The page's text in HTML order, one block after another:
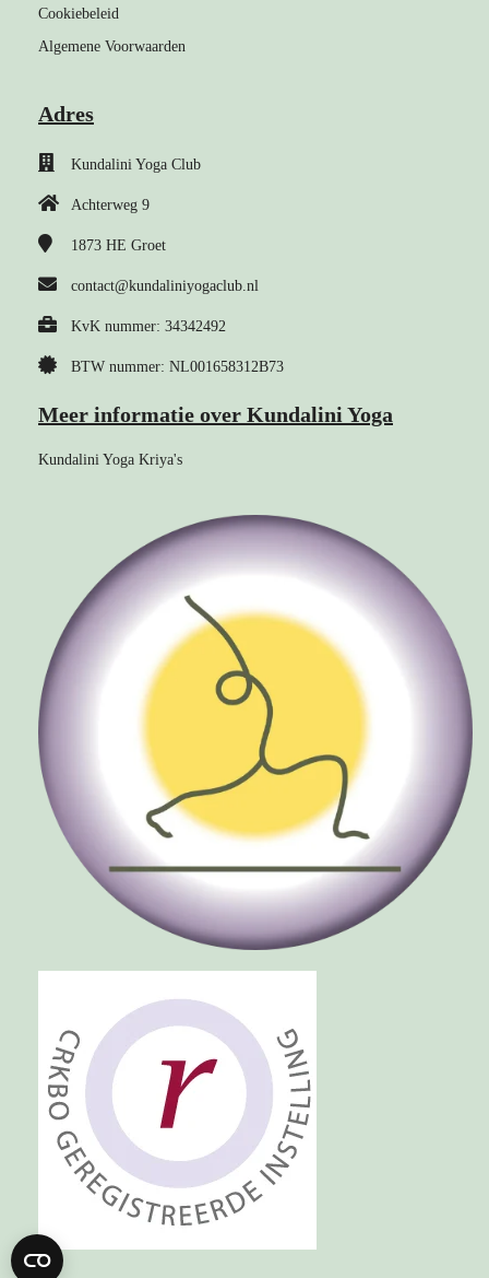
Cookiebeleid
Algemene Voorwaarden
Adres
Kundalini Yoga Club
Achterweg 9
1873 HE Groet
contact@kundaliniyogaclub.nl
KvK nummer: 34342492
BTW nummer: NL001658312B73
Meer informatie over Kundalini Yoga
Kundalini Yoga Kriya's